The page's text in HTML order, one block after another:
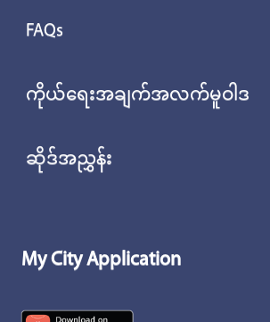
FAQs
ကိုယ်ရေးအချက်အလက်မူဝါဒ
ဆိုဒ်အညွှန်း
My City Application